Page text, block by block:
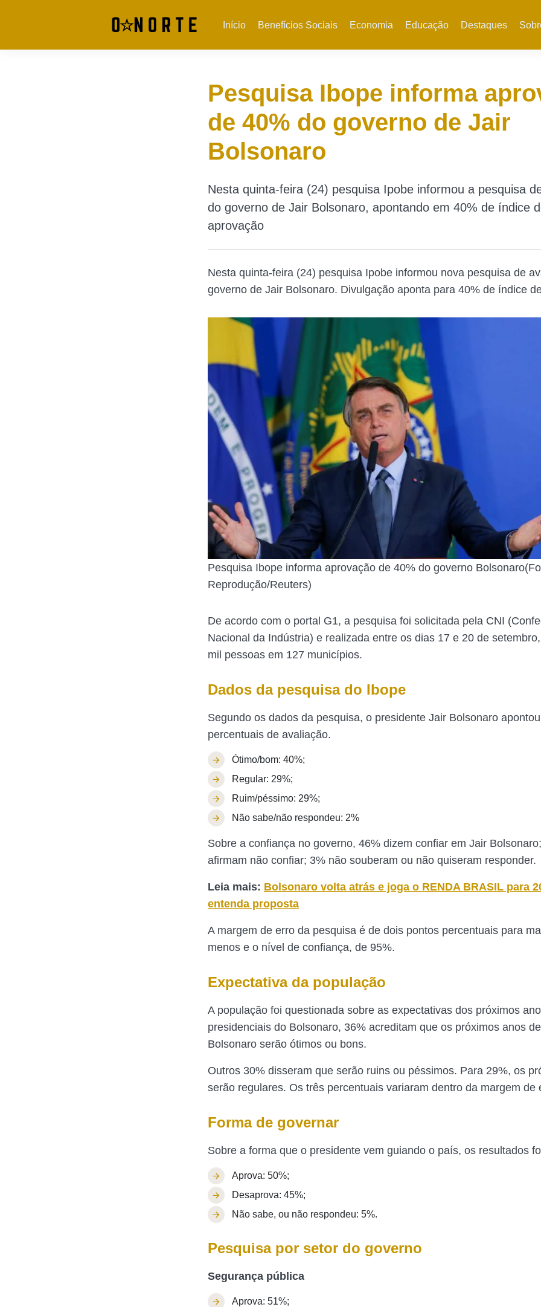
Início Benefícios Sociais Economia Educação Destaques
Pesquisa Ibope informa
de 40% do governo de Jair
Bolsonaro
Nesta quinta-feira (24) pesquisa Ipobe informou a pesquisa
do governo de Jair Bolsonaro, apontando em 40% de índice
aprovação
Nesta quinta-feira (24) pesquisa Ipobe informou nova pesquisa de
governo de Jair Bolsonaro. Divulgação aponta para 40% de índice
Pesquisa Ibope informa aprovação de 40% do governo
Reprodução/Reuters)
De acordo com o portal G1, a pesquisa foi solicitada pela CNI
Nacional da Indústria) e realizada entre os dias 17 e 20 de
mil pessoas em 127 municípios.
Dados da pesquisa do Ibope
Segundo os dados da pesquisa, o presidente Jair Bolsonaro
percentuais de avaliação.
Ótimo/bom: 40%;
Regular: 29%;
Ruim/péssimo: 29%;
Não sabe/não respondeu: 2%
Sobre a confiança no governo, 46% dizem confiar em Jair
afirmam não confiar; 3% não souberam ou não quiseram responder.
Leia mais: Bolsonaro volta atrás e joga o RENDA BRASIL para
entenda proposta
A margem de erro da pesquisa é de dois pontos percentuais para
menos e o nível de confiança, de 95%.
Expectativa da população
A população foi questionada sobre as expectativas dos próximos
presidenciais do Bolsonaro, 36% acreditam que os próximos anos
Bolsonaro serão ótimos ou bons.
Outros 30% disseram que serão ruins ou péssimos. Para 29%, os
serão regulares. Os três percentuais variaram dentro da margem de
Forma de governar
Sobre a forma que o presidente vem guiando o país, os resultados
Aprova: 50%;
Desaprova: 45%;
Não sabe, ou não respondeu: 5%.
Pesquisa por setor do governo
Segurança pública
Aprova: 51%;